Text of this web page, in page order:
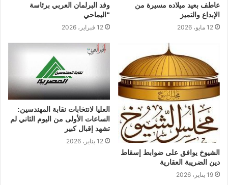
عاطف بعيد ميلاده مسيرة من
الإبداع والتميز
12 مايو، 2026
وفد البرلمان العربي برئاسة
“اليماحي
12 فبراير، 2026
الشيوخ يوافق على ضوابط إسقاط
دين الضريبة العقارية
19 يناير، 2026
العليا لانتخابات نقابة المهندسين:
الساعات الأولى من اليوم الثاني لم
تشهد إقبال كبير
12 يناير، 2026